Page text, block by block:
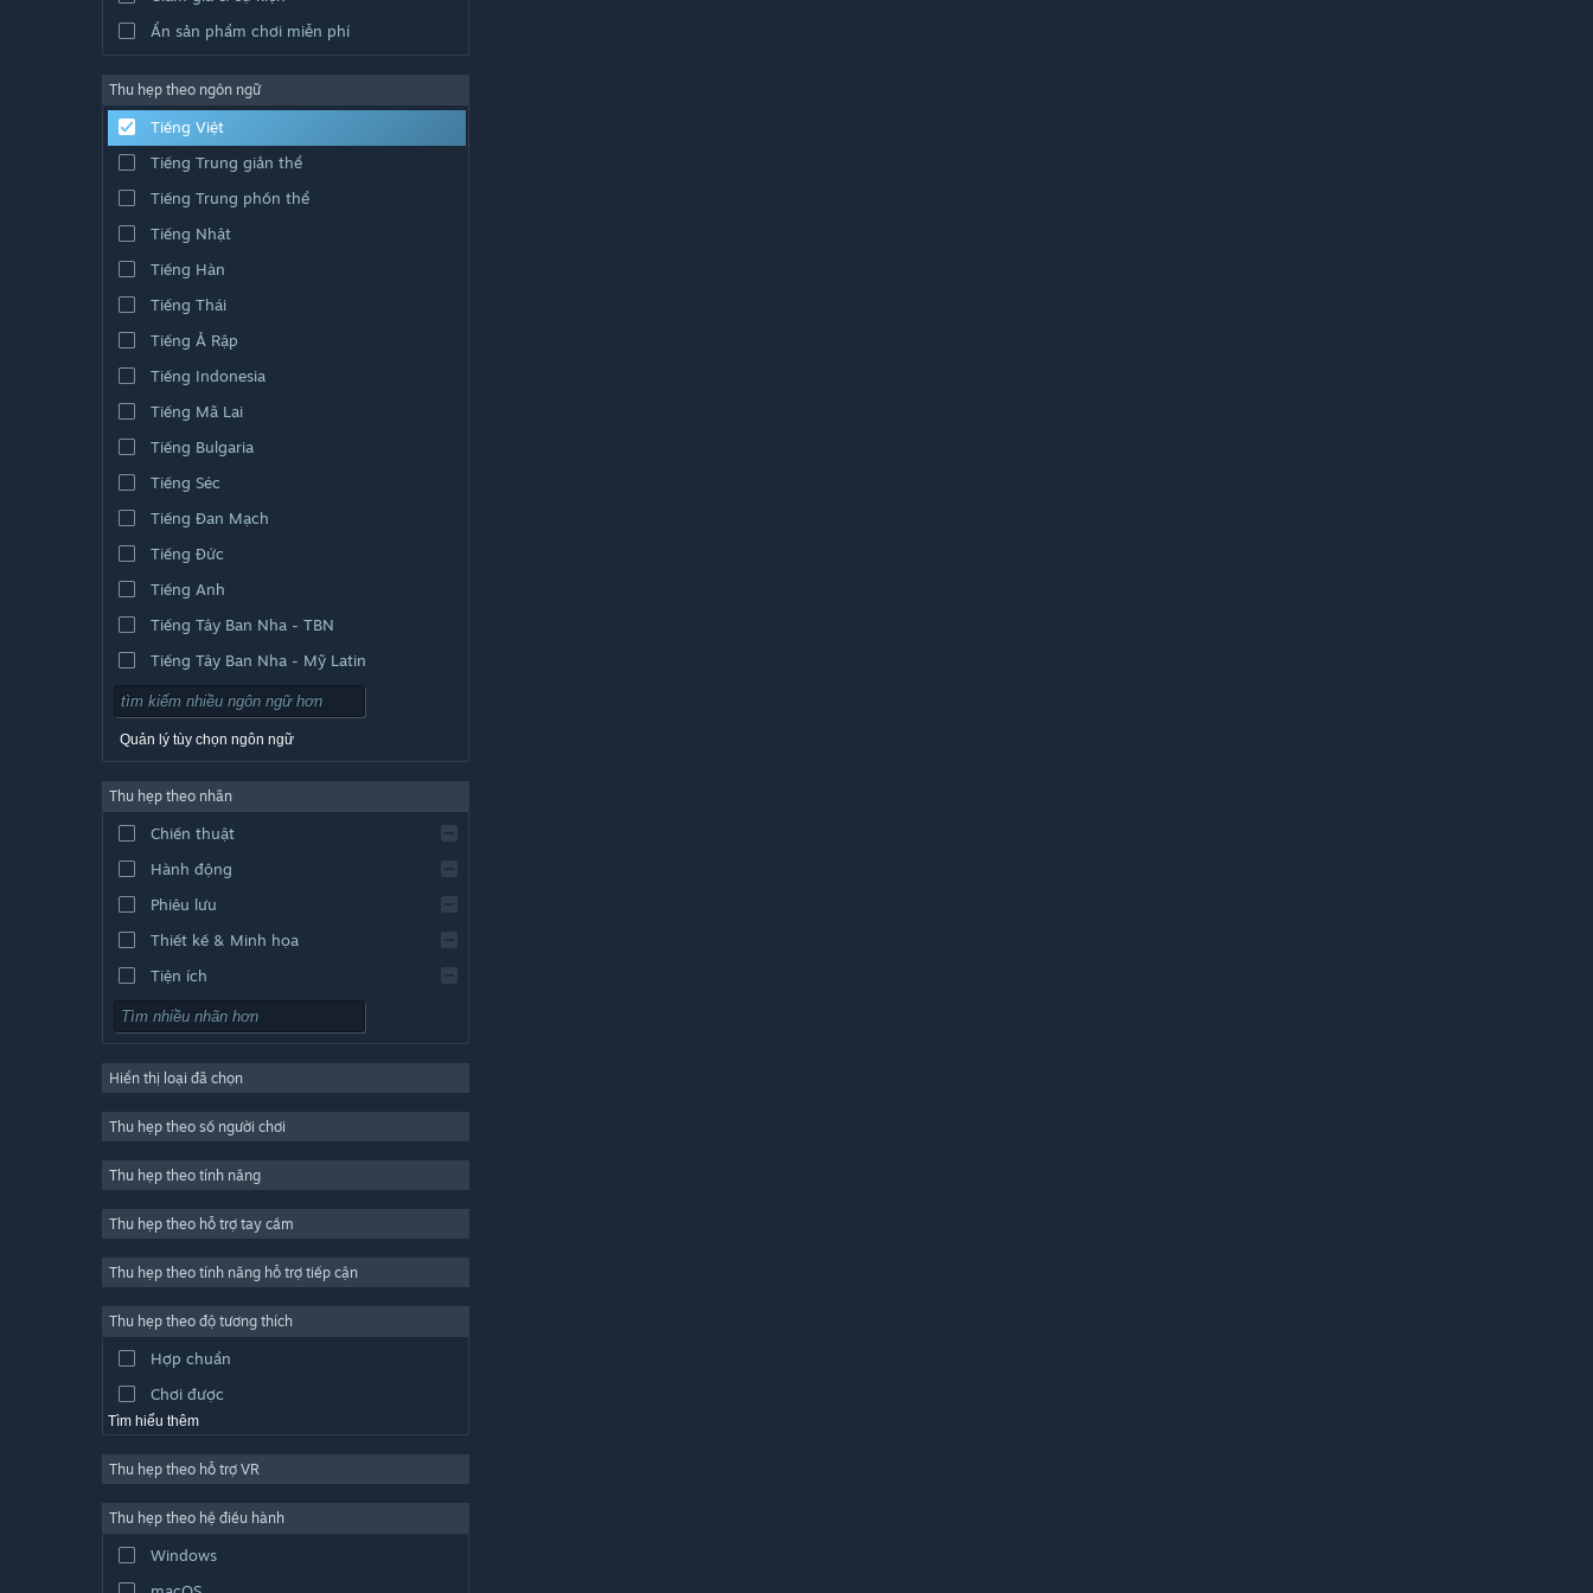
Ẩn sản phẩm chơi miễn phí
Thu hẹp theo ngôn ngữ
Tiếng Việt
Tiếng Trung giản thể
Tiếng Trung phồn thể
Tiếng Nhật
Tiếng Hàn
Tiếng Thái
Tiếng Ả Rập
Tiếng Indonesia
Tiếng Mã Lai
Tiếng Bulgaria
Tiếng Séc
Tiếng Đan Mạch
Tiếng Đức
Tiếng Anh
Tiếng Tây Ban Nha - TBN
Tiếng Tây Ban Nha - Mỹ Latin
Quản lý tùy chọn ngôn ngữ
Thu hẹp theo nhãn
Chiến thuật
Hành động
Phiêu lưu
Thiết kế & Minh họa
Tiện ích
Chơi miễn phí
Trực tuyến nhiều người chơi
Indie
Đơn giản
Mô phỏng
Sản xuất video
Chỉnh sửa ảnh
Hiển thị loại đã chọn
Thu hẹp theo số người chơi
Thu hẹp theo tính năng
Thu hẹp theo hỗ trợ tay cầm
Thu hẹp theo tính năng hỗ trợ tiếp cận
Thu hẹp theo độ tương thích
Hợp chuẩn
Chơi được
Tìm hiểu thêm
Thu hẹp theo hỗ trợ VR
Thu hẹp theo hệ điều hành
Windows